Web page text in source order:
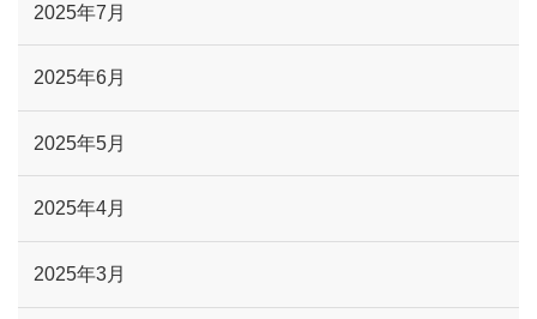
2025年7月
2025年6月
2025年5月
2025年4月
2025年3月